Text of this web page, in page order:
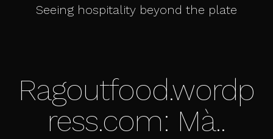
Seeing hospitality beyond the plate
Ragoutfood.wordp
ress.com: Mà..